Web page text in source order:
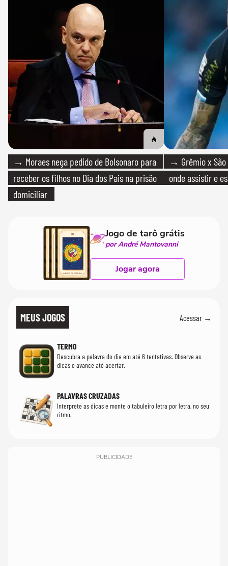
→ Moraes nega pedido de Bolsonaro para
receber os filhos no Dia dos Pais na prisão
domiciliar
→ Grêmio x São
onde assistir e
Jogo de tarô grátis
por André Mantovanni
Jogar agora
MEUS JOGOS Acessar →
TERMO
Descubra a palavra do dia em até 6 tentativas. Observe as
dicas e avance até acertar.
PALAVRAS CRUZADAS
Interprete as dicas e monte o tabuleiro letra por letra, no seu
ritmo.
PUBLICIDADE